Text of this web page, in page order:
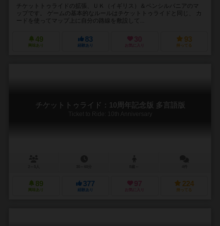
チケットトゥライドの拡張、ＵＫ（イギリス）＆ペンシルバニアのマ
ップです。 ゲームの基本的なルールはチケットトゥライドと同じ、 カ
ードを使ってマップ上に自分の路線を敷設して...
49
興味あり
83
経験あり
30
お気に入り
93
持ってる
チケットトゥライド：10周年記念版 多言語版
Ticket to Ride: 10th Anniversary
89
興味あり
377
経験あり
97
お気に入り
224
持ってる